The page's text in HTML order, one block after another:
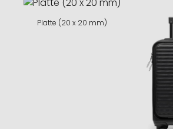
Platte (20 x 20 mm)